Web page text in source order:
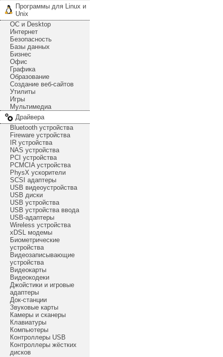
Программы для Linux и
Unix
ОС и Desktop
Интернет
Безопасность
Базы данных
Бизнес
Офис
Графика
Образование
Создание веб-сайтов
Утилиты
Игры
Мультимедиа
Драйвера
Bluetooth устройства
Fireware устройства
IR устройства
NAS устройства
PCI устройства
PCMCIA устройства
PhysX ускорители
SCSI адаптеры
USB видеоустройства
USB диски
USB устройства
USB устройства ввода
USB-адаптеры
Wireless устройства
xDSL модемы
Биометрические
устройства
Видеозаписывающие
устройства
Видеокарты
Видеокодеки
Джойстики и игровые
адаптеры
Док-станции
Звуковые карты
Камеры и сканеры
Клавиатуры
Компьютеры
Контроллеры USB
Контроллеры жёстких
дисков